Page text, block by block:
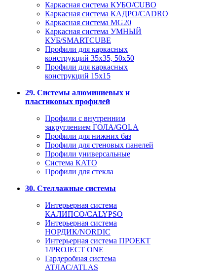
Каркасная система КУБО/CUBO
Каркасная система КАДРО/CADRO
Каркасная система MG20
Каркасная система УМНЫЙ
КУБ/SMARTCUBE
Профили для каркасных
конструкций 35x35, 50x50
Профили для каркасных
конструкций 15х15
29. Системы алюминиевых и
пластиковых профилей
Профили с внутренним
закруглением ГОЛА/GOLA
Профили для нижних баз
Профили для стеновых панелей
Профили универсальные
Система КАТО
Профили для стекла
30. Стеллажные системы
Интерьерная система
КАЛИПСО/CALYPSO
Интерьерная система
НОРДИК/NORDIC
Интерьерная система ПРОЕКТ
1/PROJECT ONE
Гардеробная система
АТЛАС/ATLAS